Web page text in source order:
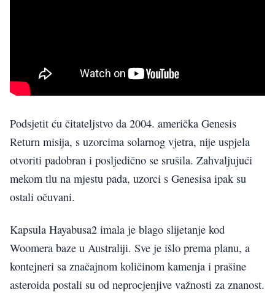
Podsjetit ću čitateljstvo da 2004. američka Genesis
Return misija, s uzorcima solarnog vjetra, nije uspjela
otvoriti padobran i posljedično se srušila. Zahvaljujući
mekom tlu na mjestu pada, uzorci s Genesisa ipak su
ostali očuvani.
Kapsula Hayabusa2 imala je blago slijetanje kod
Woomera baze u Australiji. Sve je išlo prema planu, a
kontejneri sa značajnom količinom kamenja i prašine
asteroida postali su od neprocjenjive važnosti za znanost.